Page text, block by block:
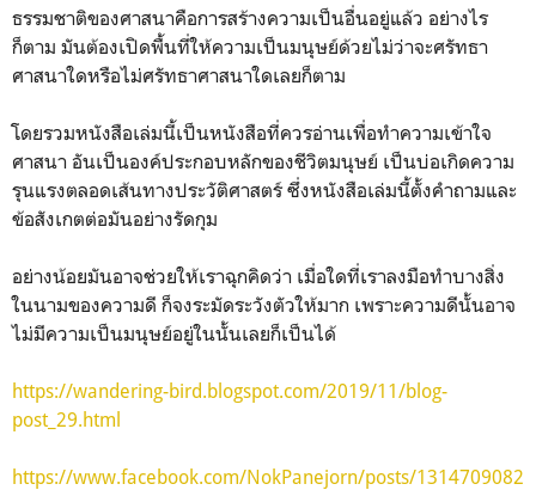
ธรรมชาติของศาสนาคือการสร้างความเป็นอื่นอยู่แล้ว อย่างไร
ก็ตาม มันต้องเปิดพื้นที่ให้ความเป็นมนุษย์ด้วยไม่ว่าจะศรัทธา
ศาสนาใดหรือไม่ศรัทธาศาสนาใดเลยก็ตาม
โดยรวมหนังสือเล่มนี้เป็นหนังสือที่ควรอ่านเพื่อทำความเข้าใจ
ศาสนา อันเป็นองค์ประกอบหลักของชีวิตมนุษย์ เป็นบ่อเกิดความ
รุนแรงตลอดเส้นทางประวัติศาสตร์ ซึ่งหนังสือเล่มนี้ตั้งคำถามและ
ข้อสังเกตต่อมันอย่างรัดกุม
อย่างน้อยมันอาจช่วยให้เราฉุกคิดว่า เมื่อใดที่เราลงมือทำบางสิ่ง
ในนามของความดี ก็จงระมัดระวังตัวให้มาก เพราะความดีนั้นอาจ
ไม่มีความเป็นมนุษย์อยู่ในนั้นเลยก็เป็นได้
https://wandering-bird.blogspot.com/2019/11/blog-
post_29.html
https://www.facebook.com/NokPanejorn/posts/1314709082